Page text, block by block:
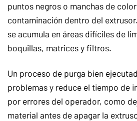
puntos negros o manchas de
contaminación dentro del
se acumula en áreas difíciles de
boquillas, matrices y filtros.
Un proceso de purga bien
problemas y reduce el tiempo de
por errores del operador, como
material antes de apagar la